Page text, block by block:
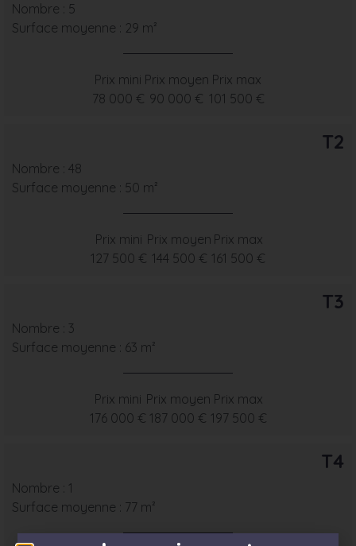
Nombre : 5
Surface moyenne : 29 m²
Prix mini
78 000 €
Prix moyen
90 000 €
Prix max
101 500 €
T2
Nombre : 48
Surface moyenne : 50 m²
Prix mini
127 500 €
Prix moyen
144 500 €
Prix max
161 500 €
T3
Nombre : 3
Surface moyenne : 63 m²
Prix mini
176 000 €
Prix moyen
187 000 €
Prix max
197 500 €
T4
Nombre : 1
Surface moyenne : 77 m²